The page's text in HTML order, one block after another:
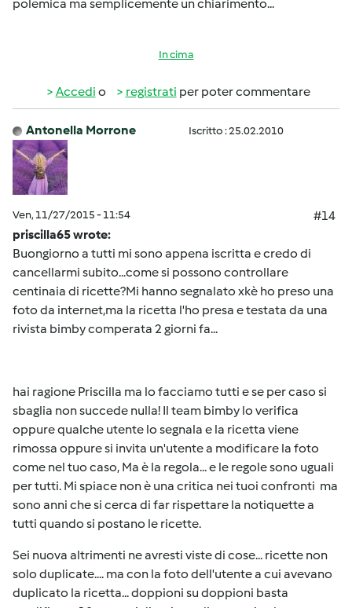
polemica ma semplicemente un chiarimento...
In cima
Accedi o registrati per poter commentare
Antonella Morrone Iscritto : 25.02.2010
Ven, 11/27/2015 - 11:54
#14
priscilla65 wrote:
Buongiorno a tutti mi sono appena iscritta e credo di
cancellarmi subito...come si possono controllare
centinaia di ricette?Mi hanno segnalato xkè ho preso una
foto da internet,ma la ricetta l'ho presa e testata da una
rivista bimby comperata 2 giorni fa...
hai ragione Priscilla ma lo facciamo tutti e se per caso si
sbaglia non succede nulla! Il team bimby lo verifica
oppure qualche utente lo segnala e la ricetta viene
rimossa oppure si invita un'utente a modificare la foto
come nel tuo caso, Ma è la regola... e le regole sono uguali
per tutti. Mi spiace non è una critica nei tuoi confronti ma
sono anni che si cerca di far rispettare la notiquette a
tutti quando si postano le ricette.
Sei nuova altrimenti ne avresti viste di cose... ricette non
solo duplicate.... ma con la foto dell'utente a cui avevano
duplicato la ricetta... doppioni su doppioni basta